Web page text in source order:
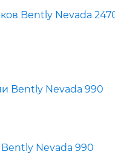
Bently Nevada
Nevada 990